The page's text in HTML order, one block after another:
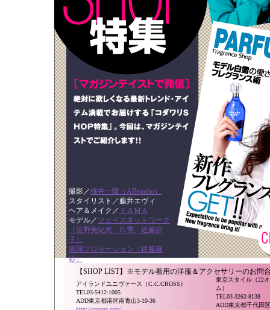
撮影／柳井一隆（ABstudio）
スタイリスト／藤井エヴィ
ヘア＆メイク／ ＹＡＭＡ
モデル／ フェイスネットワーク
（笹野美紀恵、白雪、近藤節
子）
徳間プロモーション（佐藤麻
紗）
【SHOP LIST】※モデル着用の洋服＆アクセサリーのお問
アイランドユニヴァース（C.C.CROSS）
TEL03-5412-1005
ADD東京都港区南青山3-10-36
東京スタイル（22
ム）
TEL03-3262-8138
ADD東京都千代田